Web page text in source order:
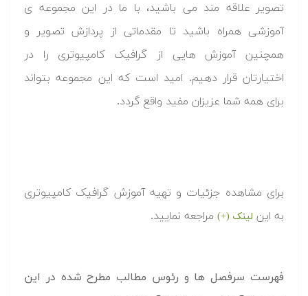
تصویر علاقه مند می باشید، با ما در این مجموعه ی
آموزشی همراه باشید تا مقدماتی از پردازش تصویر و
همچنین آموزش هایی از گرافیک کامپیوتری را در
اختیارتان قرار دهیم. امید است که این مجموعه بتواند
برای همه شما عزیزان مفید واقع گردد.
برای مشاهده جزئیات و تهیه آموزش گرافیک کامپیوتری
به این لینک (+) مراجعه نمایید.
فهرست سرفصل ها و رئوس مطالب مطرح شده در این